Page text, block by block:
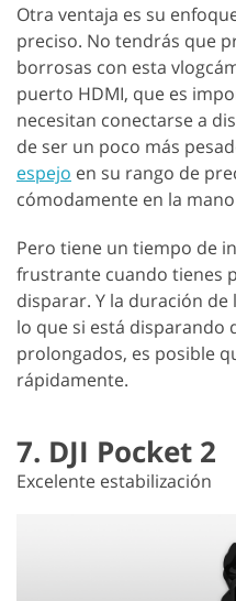
Otra ventaja es su
preciso. No tendrás que
borrosas con esta
puerto HDMI, que es
necesitan conectarse a
de ser un poco más
espejo en su rango de
cómodamente en la
Pero tiene un tiempo de
frustrante cuando tienes
disparar. Y la duración
lo que si está disparando
prolongados, es posible
rápidamente.
7. DJI Pocket 2
Excelente estabilización